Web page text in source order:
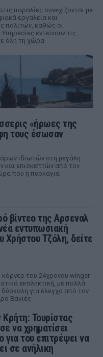
παραλίες συνεχίζονται με
εργαλεία και
πολιτών, καθώς οι
εντείνουν τις
όλη τη χώρα
«ήρωες της
τους έσωσαν
ιδιωτών στη μεγάλη
και επισκεπτών από τον
που η πυρκαγιά
βίντεο της Αρσεναλ
εντυπωσιακή
Χρήστου Τζόλη, δείτε
κόρνερ του 24χρονου winger
εκπληκτική, με πολλά
δύσκολη για έλεγχο από τον
Βαγιές
Κρήτη: Τουρίστας
να χρηματίσει
για του επιτρέψει να
σε ανήλικη